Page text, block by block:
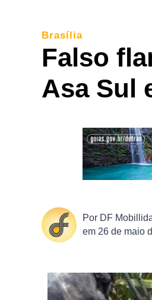
Brasília
Falso
Asa Sul
Por DF
em 26 de maio